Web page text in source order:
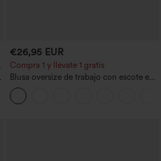
€26,95 EUR
Compra 1 y llévate 1 gratis
Blusa oversize de trabajo con escote en
V y manga corta, resistente a las arrugas